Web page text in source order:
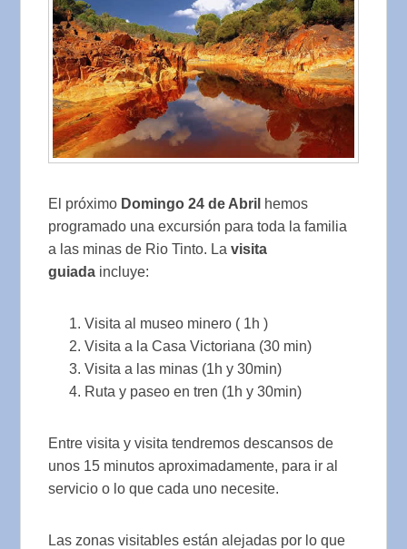
El próximo Domingo 24 de Abril hemos
programado una excursión para toda la familia
a las minas de Rio Tinto. Lavisita
guiada incluye:
Visita al museo minero ( 1h )
Visita a la Casa Victoriana (30 min)
Visita a las minas (1h y 30min)
Ruta y paseo en tren (1h y 30min)
Entre visita y visita tendremos descansos de
unos 15 minutos aproximadamente, para ir al
servicio o lo que cada uno necesite.
Las zonas visitables están alejadas por lo que